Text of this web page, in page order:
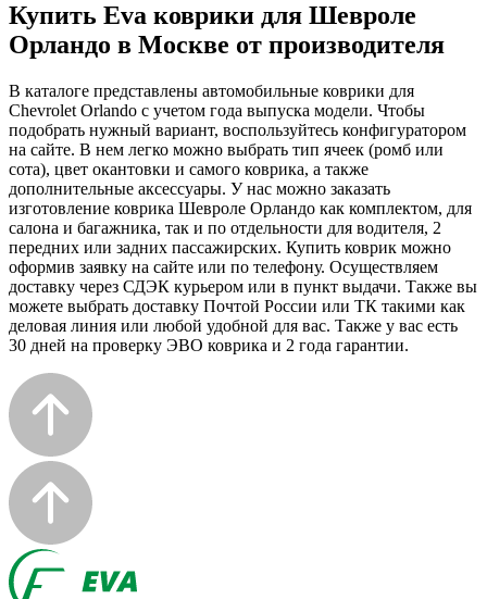
Купить Eva коврики для Шевроле
Орландо в Москве от производителя
В каталоге представлены автомобильные коврики для
Chevrolet Orlando с учетом года выпуска модели. Чтобы
подобрать нужный вариант, воспользуйтесь конфигуратором
на сайте. В нем легко можно выбрать тип ячеек (ромб или
сота), цвет окантовки и самого коврика, а также
дополнительные аксессуары. У нас можно заказать
изготовление коврика Шевроле Орландо как комплектом, для
салона и багажника, так и по отдельности для водителя, 2
передних или задних пассажирских. Купить коврик можно
оформив заявку на сайте или по телефону. Осуществляем
доставку через СДЭК курьером или в пункт выдачи. Также вы
можете выбрать доставку Почтой России или ТК такими как
деловая линия или любой удобной для вас. Также у вас есть
30 дней на проверку ЭВО коврика и 2 года гарантии.